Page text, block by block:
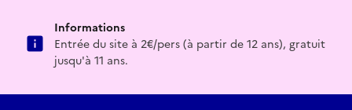
Informations
Entrée du site à 2€/pers (à partir de 12 ans), gratuit
jusqu'à 11 ans.